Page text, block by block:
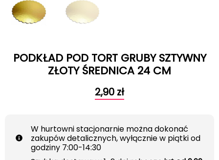
PODKŁAD POD TORT GRUBY SZTYWNY
ZŁOTY ŚREDNICA 24 CM
2,90 zł
W hurtowni stacjonarnie można dokonać
zakupów detalicznych, wyłącznie w piątki od
godziny 7:00-14:30